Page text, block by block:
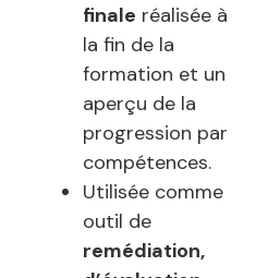
finale réalisée à
la fin de la
formation et un
aperçu de la
progression par
compétences.
Utilisée comme
outil de
remédiation,